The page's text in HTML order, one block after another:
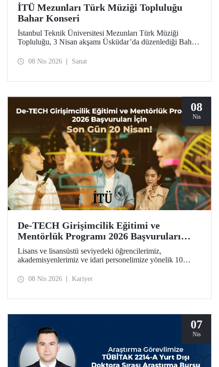
İTÜ Mezunları Türk Müziği Topluluğu
Bahar Konseri
İstanbul Teknik Üniversitesi Mezunları Türk Müziği
Topluluğu, 3 Nisan akşamı Üsküdar’da düzenlediği Bahar
musikisinin en seçkin örneklerini dinleyicilerle buluşturdu.
08 Nis 2026 Sanat
08
Nis
De-TECH Girişimcilik Eğitimi ve
Mentörlük Programı 2026 Başvuruları
Başladı
Lisans ve lisansüstü seviyedeki öğrencilerimiz,
akademisyenlerimiz ve idari personelimize yönelik 10
Programı başvuruları için son gün 20 Nisan! Katılımcılar
08 Nis 2026 Kariyer
07
Nis